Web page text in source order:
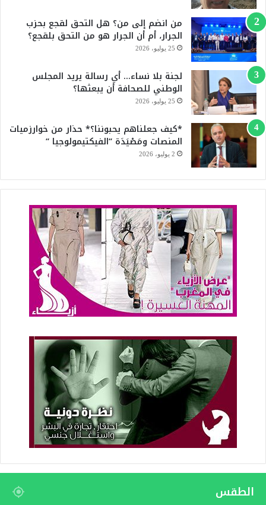
b
e
من انضم إلى من؟ هل التحق لقجع بحزب
الجرار، أم أن الجرار هو من التحق بلقجع؟
25 يوليو، 2026
لجنة بلا نساء… أي رسالة يريد المجلس
الوطني للصحافة أن يبعثها؟
25 يوليو، 2026
*كيف جعلناهم يحبوننا؟* حذار من خوارزميات
المنصات ومَصْيَدَة “الفيكتيمولوجيا “
2 يوليو، 2026
الطقس